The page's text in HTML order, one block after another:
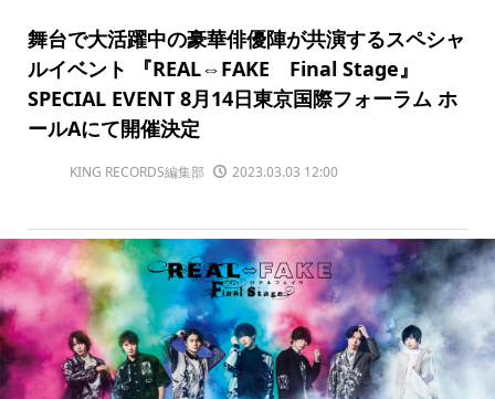
舞台で大活躍中の豪華俳優陣が共演するスペシャ
ルイベント 『REAL⇔FAKE Final Stage』
SPECIAL EVENT 8月14日東京国際フォーラム ホ
ールAにて開催決定
KING RECORDS編集部 2023.03.03 12:00